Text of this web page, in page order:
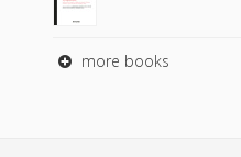
more books